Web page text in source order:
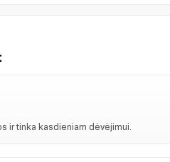
ir tinka kasdieniam dėvėjimui.